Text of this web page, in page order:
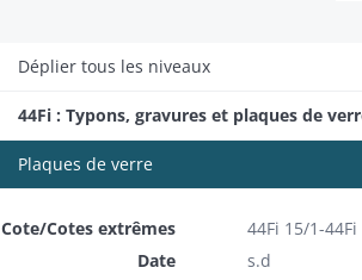
Dépliertous les niveaux
44Fi : Typons, gravures et plaques de
Plaques de verre
Cote/Cotes extrêmes
44Fi 15/1-
Date
s.d